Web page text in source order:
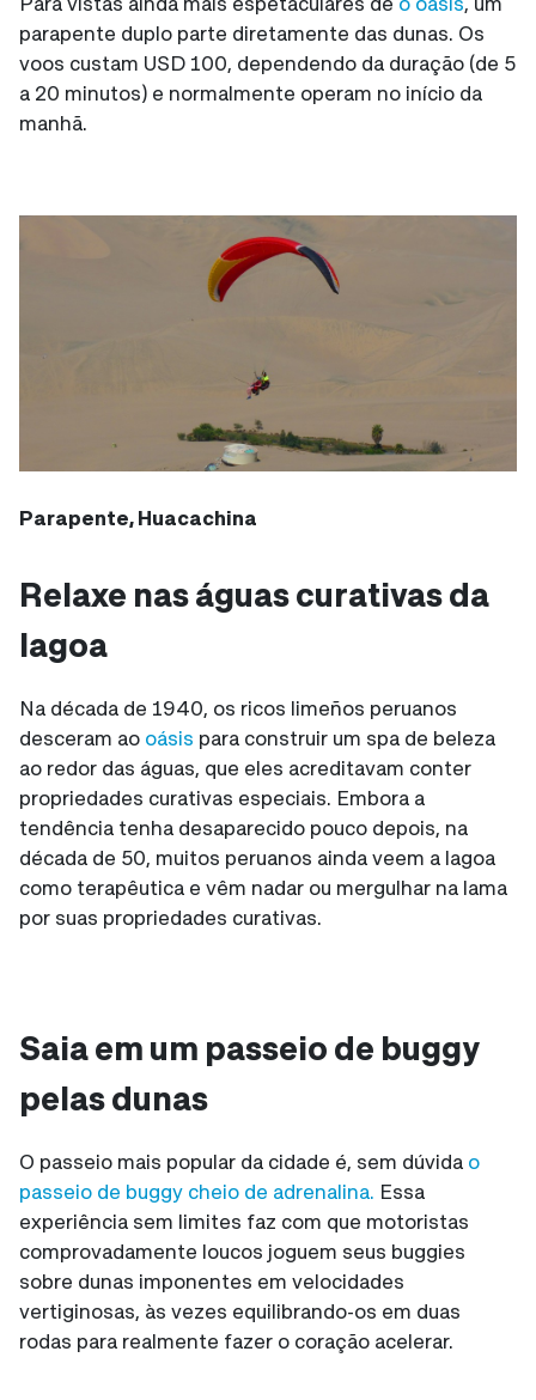
parapente duplo parte diretamente das dunas. Os
voos custam USD 100, dependendo da duração (de 5
a 20 minutos) e normalmente operam no início da
manhã.
Parapente, Huacachina
Relaxe nas águas curativas da
lagoa
Na década de 1940, os ricos limeños peruanos
desceram ao oásis para construir um spa de beleza
ao redor das águas, que eles acreditavam conter
propriedades curativas especiais. Embora a
tendência tenha desaparecido pouco depois, na
década de 50, muitos peruanos ainda veem a lagoa
como terapêutica e vêm nadar ou mergulhar na lama
por suas propriedades curativas.
Saia em um passeio de buggy
pelas dunas
O passeio mais popular da cidade é, sem dúvida o
passeio de buggy cheio de adrenalina. Essa
experiência sem limites faz com que motoristas
comprovadamente loucos joguem seus buggies
sobre dunas imponentes em velocidades
vertiginosas, às vezes equilibrando-os em duas
rodas para realmente fazer o coração acelerar.